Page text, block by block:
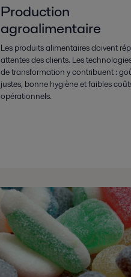
Production
agroalimentaire
Les produits alimentaires doivent
attentes des clients. Les
de transformation y contribuent :
justes, bonne hygiène et faibles
opérationnels.